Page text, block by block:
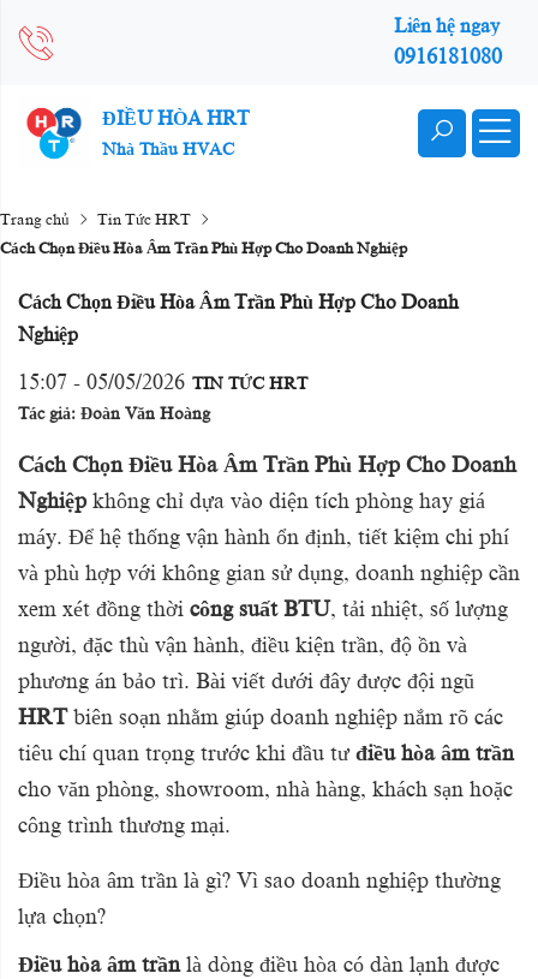
Liên hệ ngay
0916181080
ĐIỀU HÒA HRT
Nhà Thầu HVAC
Trang chủ
Tin Tức HRT
Cách Chọn Điều Hòa Âm Trần Phù Hợp Cho Doanh Nghiệp
Cách Chọn Điều Hòa Âm Trần Phù Hợp Cho Doanh
Nghiệp
15:07 - 05/05/2026 TIN TỨC HRT
Tác giả: Đoàn Văn Hoàng
Cách Chọn Điều Hòa Âm Trần Phù Hợp Cho Doanh
Nghiệpkhông chỉ dựa vào diện tích phòng hay giá
máy. Để hệ thống vận hành ổn định, tiết kiệm chi phí
và phù hợp với không gian sử dụng, doanh nghiệp cần
xem xét đồng thời công suất BTU, tải nhiệt, số lượng
người, đặc thù vận hành, điều kiện trần, độ ồn và
phương án bảo trì. Bài viết dưới đây được đội ngũ
HRTbiên soạn nhằm giúp doanh nghiệp nắm rõ các
tiêu chí quan trọng trước khi đầu tư điều hòa âm trần
cho văn phòng, showroom, nhà hàng, khách sạn hoặc
công trình thương mại.
Điều hòa âm trần là gì? Vì sao doanh nghiệp thường
lựa chọn?
Điều hòa âm trầnlà dòng điều hòa có dàn lạnh được